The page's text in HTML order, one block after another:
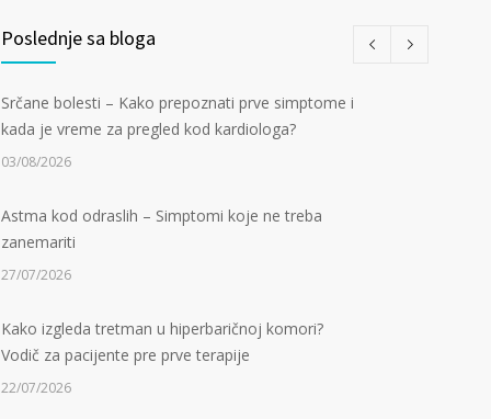
Poslednje sa bloga
Srčane bolesti – Kako prepoznati prve simptome i
kada je vreme za pregled kod kardiologa?
03/08/2026
Astma kod odraslih – Simptomi koje ne treba
zanemariti
27/07/2026
Kako izgleda tretman u hiperbaričnoj komori?
Vodič za pacijente pre prve terapije
22/07/2026